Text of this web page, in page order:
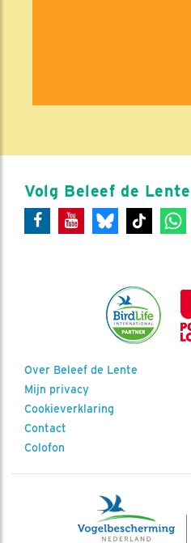
Volg Beleef de Lente
Over Beleef de Lente
Mijn privacy
Cookieverklaring
Contact
Colofon